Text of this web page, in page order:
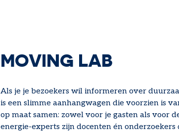
MOVING LAB
Als je je bezoekers wil informeren over
is een slimme aanhangwagen die voorzien is
op maat samen: zowel voor je gasten als voor
energie-experts zijn docenten én